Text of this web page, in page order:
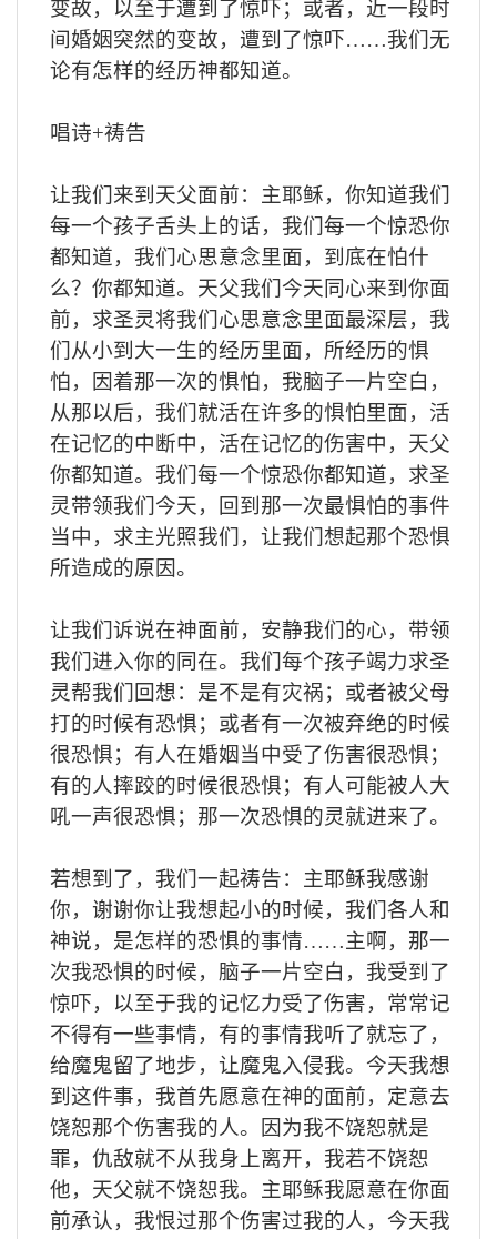
变故，以至于遭到了惊吓；或者，近一段时
间婚姻突然的变故，遭到了惊吓……我们无
论有怎样的经历神都知道。
唱诗+祷告
让我们来到天父面前：主耶稣，你知道我们
每一个孩子舌头上的话，我们每一个惊恐你
都知道，我们心思意念里面，到底在怕什
么？你都知道。天父我们今天同心来到你面
前，求圣灵将我们心思意念里面最深层，我
们从小到大一生的经历里面，所经历的惧
怕，因着那一次的惧怕，我脑子一片空白，
从那以后，我们就活在许多的惧怕里面，活
在记忆的中断中，活在记忆的伤害中，天父
你都知道。我们每一个惊恐你都知道，求圣
灵带领我们今天，回到那一次最惧怕的事件
当中，求主光照我们，让我们想起那个恐惧
所造成的原因。
让我们诉说在神面前，安静我们的心，带领
我们进入你的同在。我们每个孩子竭力求圣
灵帮我们回想：是不是有灾祸；或者被父母
打的时候有恐惧；或者有一次被弃绝的时候
很恐惧；有人在婚姻当中受了伤害很恐惧；
有的人摔跤的时候很恐惧；有人可能被人大
吼一声很恐惧；那一次恐惧的灵就进来了。
若想到了，我们一起祷告：主耶稣我感谢
你，谢谢你让我想起小的时候，我们各人和
神说，是怎样的恐惧的事情……主啊，那一
次我恐惧的时候，脑子一片空白，我受到了
惊吓，以至于我的记忆力受了伤害，常常记
不得有一些事情，有的事情我听了就忘了，
给魔鬼留了地步，让魔鬼入侵我。今天我想
到这件事，我首先愿意在神的面前，定意去
饶恕那个伤害我的人。因为我不饶恕就是
罪，仇敌就不从我身上离开，我若不饶恕
他，天父就不饶恕我。主耶稣我愿意在你面
前承认，我恨过那个伤害过我的人，今天我